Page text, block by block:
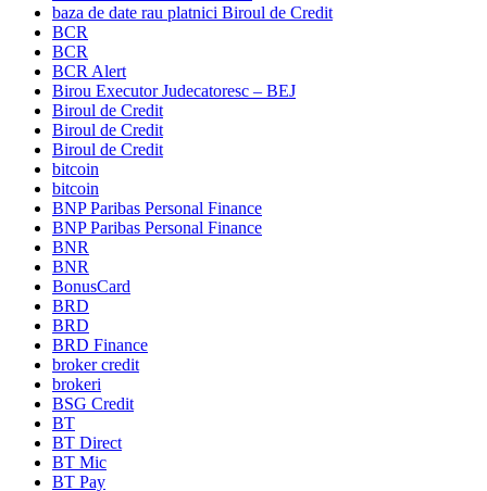
baza de date rau platnici Biroul de Credit
BCR
BCR
BCR Alert
Birou Executor Judecatoresc – BEJ
Biroul de Credit
Biroul de Credit
Biroul de Credit
bitcoin
bitcoin
BNP Paribas Personal Finance
BNP Paribas Personal Finance
BNR
BNR
BonusCard
BRD
BRD
BRD Finance
broker credit
brokeri
BSG Credit
BT
BT Direct
BT Mic
BT Pay